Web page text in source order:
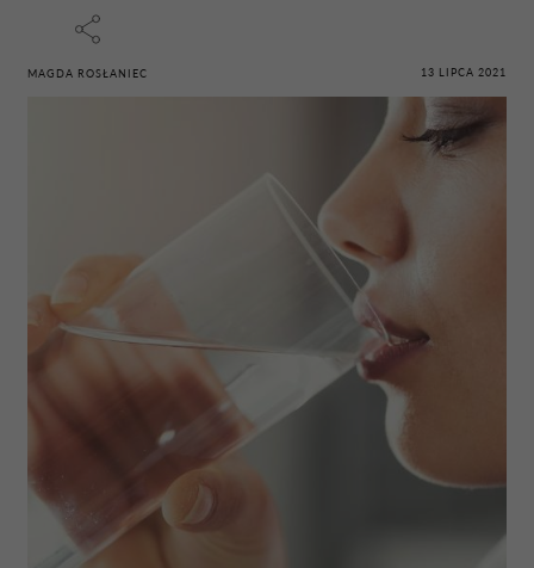
MAGDA ROSŁANIEC 13 LIPCA 2021